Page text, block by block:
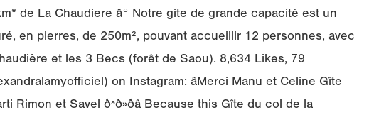
de La Chaudiere â° Notre gite de grande capacité est un
en pierres, de 250m², pouvant accueillir 12 personnes, avec
et les 3 Becs (forêt de Saou). 8,634 Likes, 79
on Instagram: âMerci Manu et Celine Gîte
et Savel ðªð»ðâ Because this Gîte du col de la